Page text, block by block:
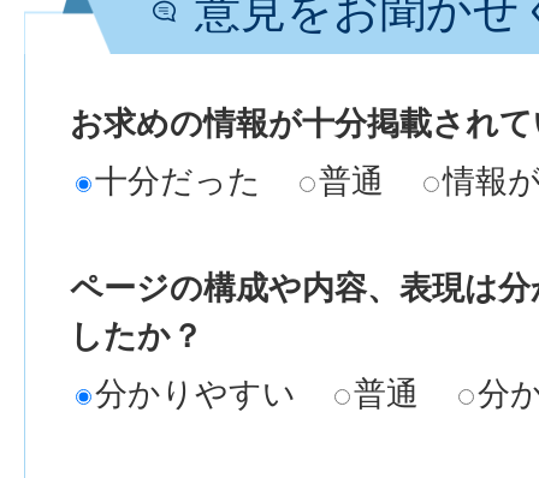
意見をお聞かせ
お求めの情報が十分掲載され
十分だった
普通 情報
ページの構成や内容、表現は
したか？
分かりやすい
普通 分